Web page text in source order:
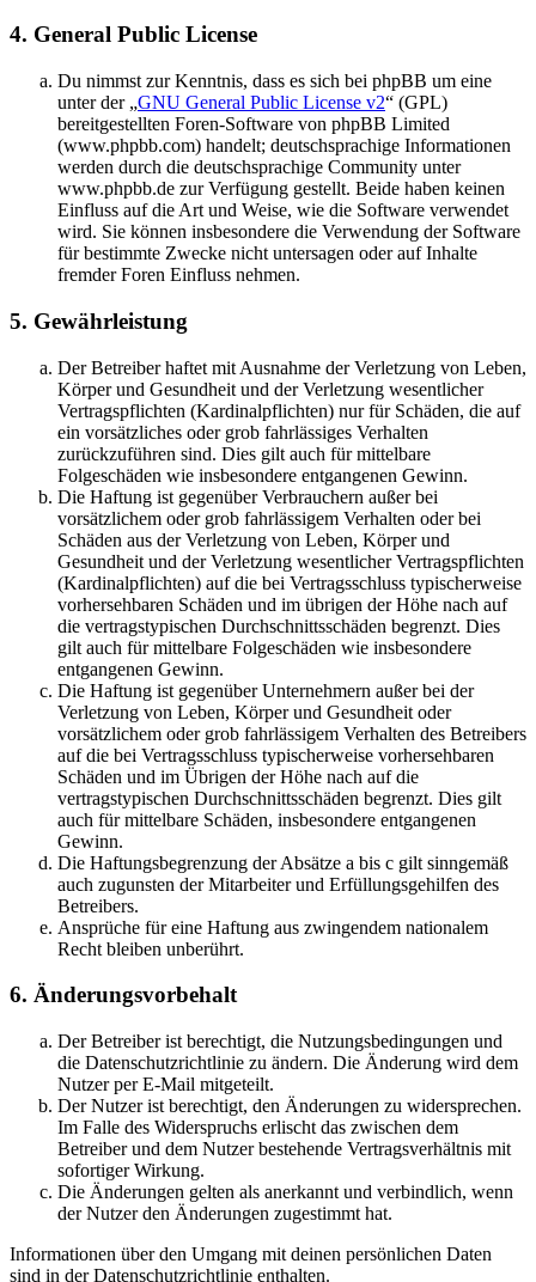
4. General Public License
Du nimmst zur Kenntnis, dass es sich bei phpBB um eine
unter der „GNU General Public License v2“ (GPL)
bereitgestellten Foren-Software von phpBB Limited
(www.phpbb.com) handelt; deutschsprachige Informationen
werden durch die deutschsprachige Community unter
www.phpbb.de zur Verfügung gestellt. Beide haben keinen
Einfluss auf die Art und Weise, wie die Software verwendet
wird. Sie können insbesondere die Verwendung der Software
für bestimmte Zwecke nicht untersagen oder auf Inhalte
fremder Foren Einfluss nehmen.
5. Gewährleistung
Der Betreiber haftet mit Ausnahme der Verletzung von Leben,
Körper und Gesundheit und der Verletzung wesentlicher
Vertragspflichten (Kardinalpflichten) nur für Schäden, die auf
ein vorsätzliches oder grob fahrlässiges Verhalten
zurückzuführen sind. Dies gilt auch für mittelbare
Folgeschäden wie insbesondere entgangenen Gewinn.
Die Haftung ist gegenüber Verbrauchern außer bei
vorsätzlichem oder grob fahrlässigem Verhalten oder bei
Schäden aus der Verletzung von Leben, Körper und
Gesundheit und der Verletzung wesentlicher Vertragspflichten
(Kardinalpflichten) auf die bei Vertragsschluss typischerweise
vorhersehbaren Schäden und im übrigen der Höhe nach auf
die vertragstypischen Durchschnittsschäden begrenzt. Dies
gilt auch für mittelbare Folgeschäden wie insbesondere
entgangenen Gewinn.
Die Haftung ist gegenüber Unternehmern außer bei der
Verletzung von Leben, Körper und Gesundheit oder
vorsätzlichem oder grob fahrlässigem Verhalten des Betreibers
auf die bei Vertragsschluss typischerweise vorhersehbaren
Schäden und im Übrigen der Höhe nach auf die
vertragstypischen Durchschnittsschäden begrenzt. Dies gilt
auch für mittelbare Schäden, insbesondere entgangenen
Gewinn.
Die Haftungsbegrenzung der Absätze a bis c gilt sinngemäß
auch zugunsten der Mitarbeiter und Erfüllungsgehilfen des
Betreibers.
Ansprüche für eine Haftung aus zwingendem nationalem
Recht bleiben unberührt.
6. Änderungsvorbehalt
Der Betreiber ist berechtigt, die Nutzungsbedingungen und
die Datenschutzrichtlinie zu ändern. Die Änderung wird dem
Nutzer per E-Mail mitgeteilt.
Der Nutzer ist berechtigt, den Änderungen zu widersprechen.
Im Falle des Widerspruchs erlischt das zwischen dem
Betreiber und dem Nutzer bestehende Vertragsverhältnis mit
sofortiger Wirkung.
Die Änderungen gelten als anerkannt und verbindlich, wenn
der Nutzer den Änderungen zugestimmt hat.
Informationen über den Umgang mit deinen persönlichen Daten
sind in der Datenschutzrichtlinie enthalten.